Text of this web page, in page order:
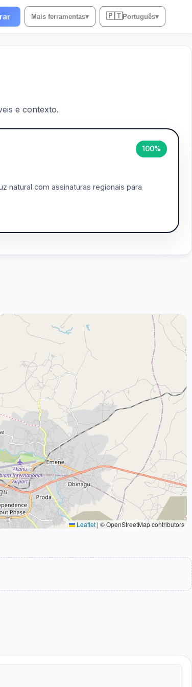
Mais ferramentas▾ 🇵🇹Português▾
e contexto.
100%
natural com assinaturas regionais para
Leaflet | © OpenStreetMap contributors